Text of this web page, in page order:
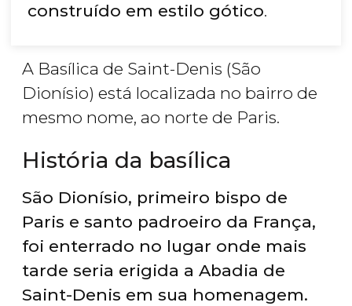
construído em estilo gótico.
A Basílica de Saint-Denis (São
Dionísio) está localizada no bairro de
mesmo nome, ao norte de Paris.
História da basílica
São Dionísio, primeiro bispo de
Paris e santo padroeiro da França,
foi enterrado no lugar onde mais
tarde seria erigida a Abadia de
Saint-Denis em sua homenagem.